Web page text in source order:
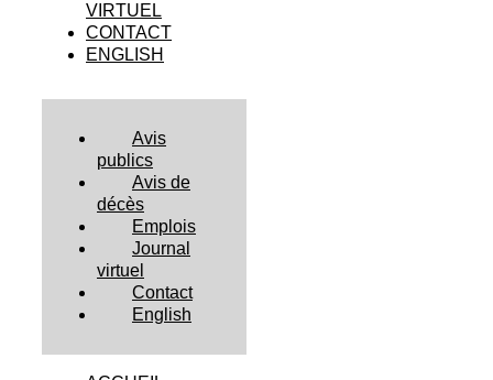
VIRTUEL
CONTACT
ENGLISH
Avis
publics
Avis de
décès
Emplois
Journal
virtuel
Contact
English